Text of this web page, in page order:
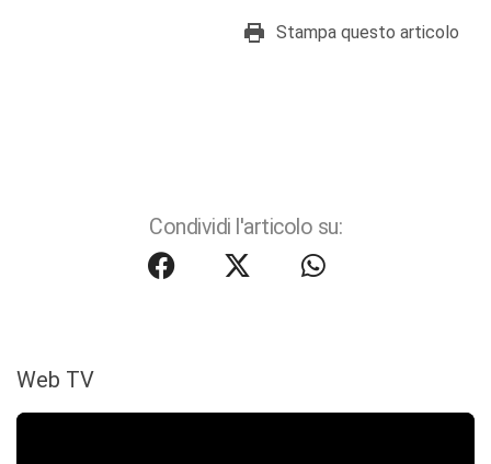
Stampa questo articolo
Condividi l'articolo su:
Web TV